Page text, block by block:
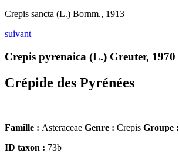
Crepis sancta (L.) Bornm., 1913
suivant
Crepis pyrenaica (L.) Greuter, 1970
Crépide des Pyrénées
Famille : Asteraceae Genre : Crepis Groupe :
ID taxon : 73b